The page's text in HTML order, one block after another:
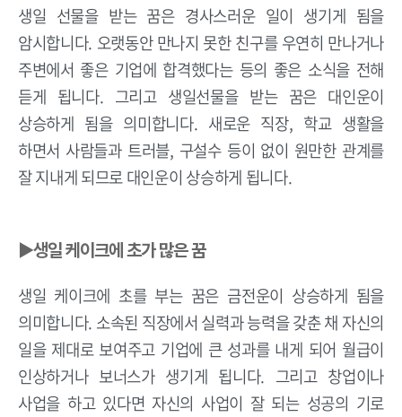
생일 선물을 받는 꿈은 경사스러운 일이 생기게 됨을
암시합니다. 오랫동안 만나지 못한 친구를 우연히 만나거나
주변에서 좋은 기업에 합격했다는 등의 좋은 소식을 전해
듣게 됩니다. 그리고 생일선물을 받는 꿈은 대인운이
상승하게 됨을 의미합니다. 새로운 직장, 학교 생활을
하면서 사람들과 트러블, 구설수 등이 없이 원만한 관계를
잘 지내게 되므로 대인운이 상승하게 됩니다.
▶생일 케이크에 초가 많은 꿈
생일 케이크에 초를 부는 꿈은 금전운이 상승하게 됨을
의미합니다. 소속된 직장에서 실력과 능력을 갖춘 채 자신의
일을 제대로 보여주고 기업에 큰 성과를 내게 되어 월급이
인상하거나 보너스가 생기게 됩니다. 그리고 창업이나
사업을 하고 있다면 자신의 사업이 잘 되는 성공의 기로